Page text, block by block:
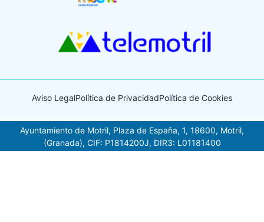
Aviso LegalPolítica de PrivacidadPolítica de Cookies
Ayuntamiento de Motril, Plaza de España, 1, 18600, Motril,
(Granada), CIF: P1814200J, DIR3: L01181400